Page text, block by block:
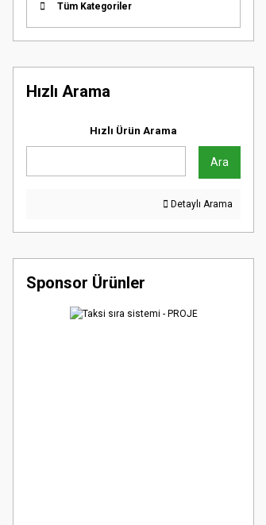
Tüm Kategoriler
Hızlı Arama
Hızlı Ürün Arama
Ara
Detaylı Arama
Sponsor Ürünler